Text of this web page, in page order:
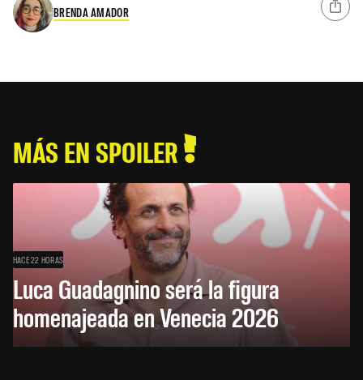
BRENDA AMADOR
MÁS EN SPOILER
HACE 22 HORAS
Luca Guadagnino será la figura
homenajeada en Venecia 2026